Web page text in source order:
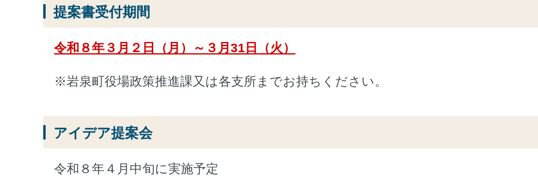
提案書受付期間
令和８年３月２日（月）～３月31日（火）
※岩泉町役場政策推進課又は各支所までお持ちください。
アイデア提案会
令和８年４月中旬に実施予定